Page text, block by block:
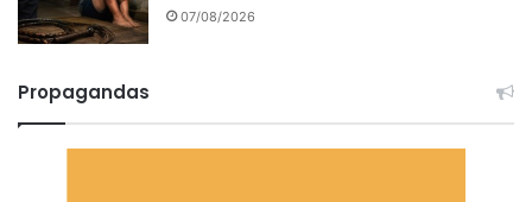
07/08/2026
Propagandas